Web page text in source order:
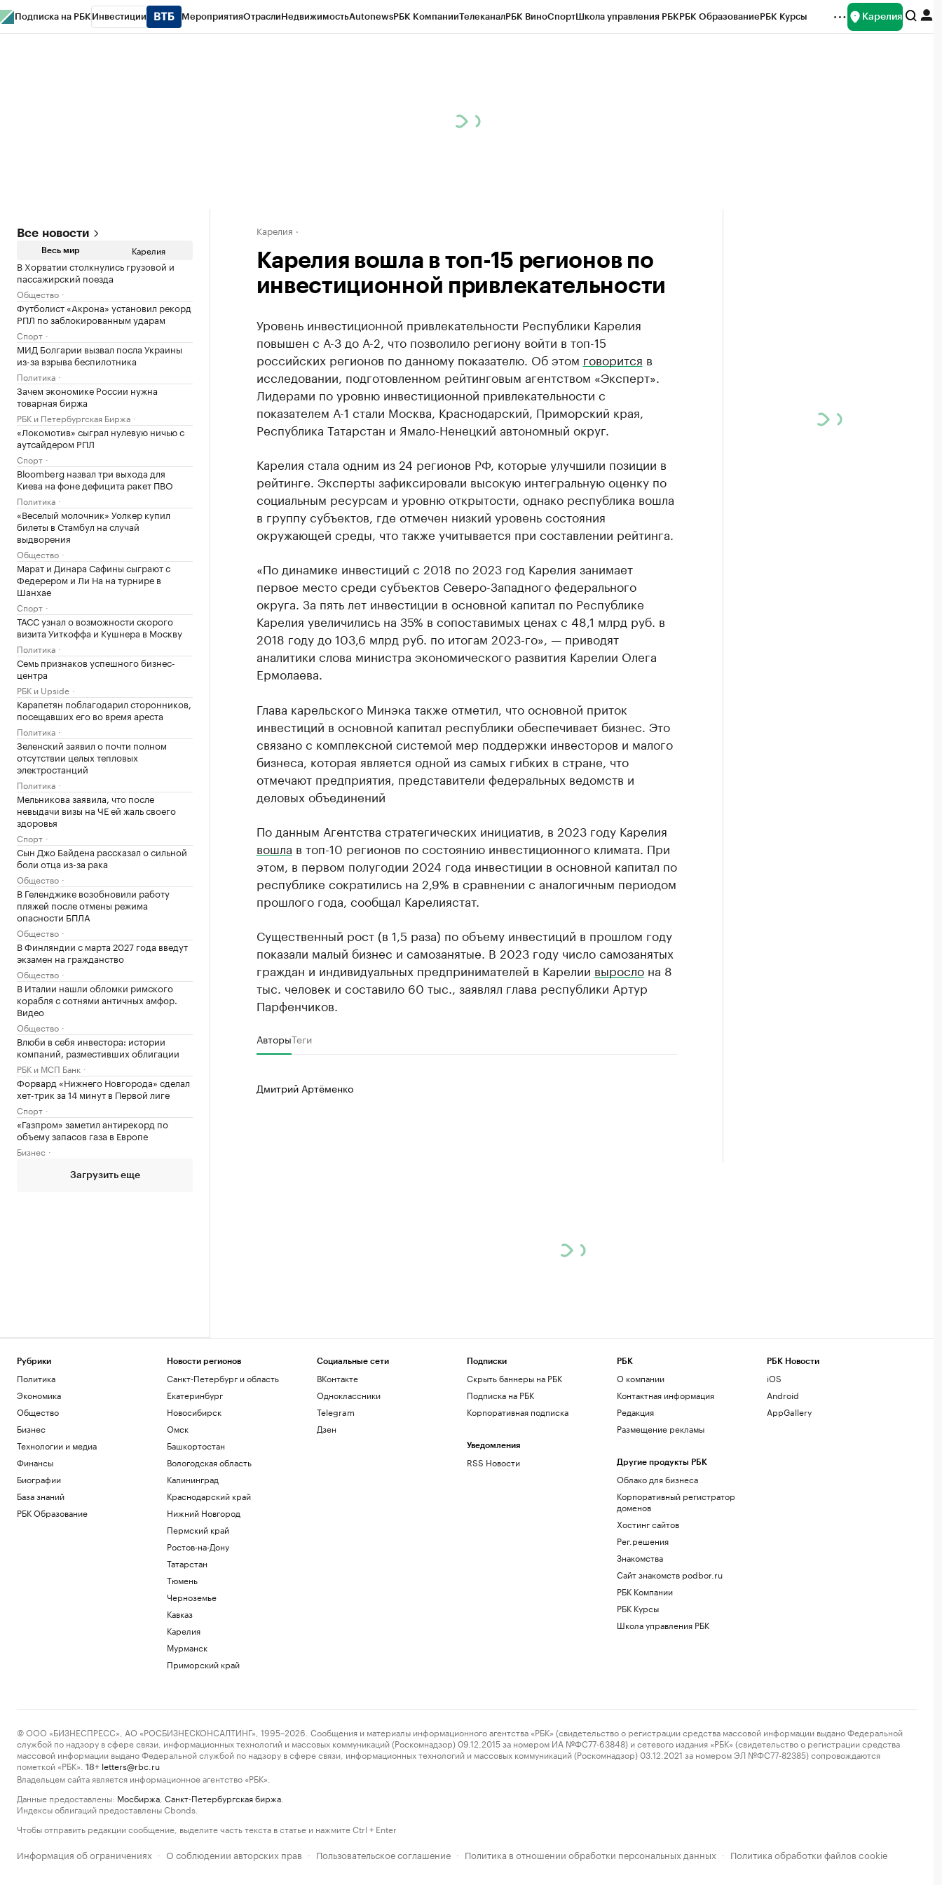
Подписка на РБК Инвестиции МероприятияОтраслиНедвижимостьAutonewsРБК КомпанииТелеканалРБК ВиноСпортШкола управления РБКРБК ОбразованиеРБК Курсы Карелия
Все новости
Весь мир Карелия
В Хорватии столкнулись грузовой и
пассажирский поезда
Общество
Футболист «Акрона» установил рекорд
РПЛ по заблокированным ударам
Спорт
МИД Болгарии вызвал посла Украины
из-за взрыва беспилотника
Политика
Зачем экономике России нужна
товарная биржа
РБК и Петербургская Биржа
«Локомотив» сыграл нулевую ничью с
аутсайдером РПЛ
Спорт
Bloomberg назвал три выхода для
Киева на фоне дефицита ракет ПВО
Политика
«Веселый молочник» Уолкер купил
билеты в Стамбул на случай
выдворения
Общество
Марат и Динара Сафины сыграют с
Федерером и Ли На на турнире в
Шанхае
Спорт
ТАСС узнал о возможности скорого
визита Уиткоффа и Кушнера в Москву
Политика
Семь признаков успешного бизнес-
центра
РБК и Upside
Карапетян поблагодарил сторонников,
посещавших его во время ареста
Политика
Зеленский заявил о почти полном
отсутствии целых тепловых
электростанций
Политика
Мельникова заявила, что после
невыдачи визы на ЧЕ ей жаль своего
здоровья
Спорт
Сын Джо Байдена рассказал о сильной
боли отца из-за рака
Общество
В Геленджике возобновили работу
пляжей после отмены режима
опасности БПЛА
Общество
В Финляндии с марта 2027 года введут
экзамен на гражданство
Общество
В Италии нашли обломки римского
корабля с сотнями античных амфор.
Видео
Общество
Влюби в себя инвестора: истории
компаний, разместивших облигации
РБК и МСП Банк
Форвард «Нижнего Новгорода» сделал
хет-трик за 14 минут в Первой лиге
Спорт
«Газпром» заметил антирекорд по
объему запасов газа в Европе
Бизнес
Загрузить еще
Карелия
Карелия вошла в топ-15 регионов по
инвестиционной привлекательности
Уровень инвестиционной привлекательности Республики Карелия
повышен с А-3 до А-2, что позволило региону войти в топ-15
российских регионов по данному показателю. Об этом говорится в
исследовании, подготовленном рейтинговым агентством «Эксперт».
Лидерами по уровню инвестиционной привлекательности с
показателем А-1 стали Москва, Краснодарский, Приморский края,
Республика Татарстан и Ямало-Ненецкий автономный округ.
Карелия стала одним из 24 регионов РФ, которые улучшили позиции в
рейтинге. Эксперты зафиксировали высокую интегральную оценку по
социальным ресурсам и уровню открытости, однако республика вошла
в группу субъектов, где отмечен низкий уровень состояния
окружающей среды, что также учитывается при составлении рейтинга.
«По динамике инвестиций с 2018 по 2023 год Карелия занимает
первое место среди субъектов Северо-Западного федерального
округа. За пять лет инвестиции в основной капитал по Республике
Карелия увеличились на 35% в сопоставимых ценах с 48,1 млрд руб. в
2018 году до 103,6 млрд руб. по итогам 2023-го», — приводят
аналитики слова министра экономического развития Карелии Олега
Ермолаева.
Глава карельского Минэка также отметил, что основной приток
инвестиций в основной капитал республики обеспечивает бизнес. Это
связано с комплексной системой мер поддержки инвесторов и малого
бизнеса, которая является одной из самых гибких в стране, что
отмечают предприятия, представители федеральных ведомств и
деловых объединений
По данным Агентства стратегических инициатив, в 2023 году Карелия
вошла в топ-10 регионов по состоянию инвестиционного климата. При
этом, в первом полугодии 2024 года инвестиции в основной капитал по
республике сократились на 2,9% в сравнении с аналогичным периодом
прошлого года, сообщал Карелиястат.
Существенный рост (в 1,5 раза) по объему инвестиций в прошлом году
показали малый бизнес и самозанятые. В 2023 году число самозанятых
граждан и индивидуальных предпринимателей в Карелии вырослона 8
тыс. человек и составило 60 тыс., заявлял глава республики Артур
Парфенчиков.
АвторыТеги
Дмитрий Артёменко
Рубрики
Политика
Экономика
Общество
Бизнес
Технологии и медиа
Финансы
Биографии
База знаний
РБК Образование
Новости регионов
Санкт-Петербург и область
Екатеринбург
Новосибирск
Омск
Башкортостан
Вологодская область
Калининград
Краснодарский край
Нижний Новгород
Пермский край
Ростов-на-Дону
Татарстан
Тюмень
Черноземье
Кавказ
Карелия
Мурманск
Приморский край
Социальные сети
ВКонтакте
Одноклассники
Telegram
Дзен
Подписки
Скрыть баннеры на РБК
Подписка на РБК
Корпоративная подписка
Уведомления
RSS Новости
РБК
О компании
Контактная информация
Редакция
Размещение рекламы
Другие продукты РБК
Облако для бизнеса
Корпоративный регистратор
доменов
Хостинг сайтов
Рег.решения
Знакомства
Сайт знакомств podbor.ru
РБК Компании
РБК Курсы
Школа управления РБК
РБК Новости
iOS
Android
AppGallery
© ООО «БИЗНЕСПРЕСС», АО «РОСБИЗНЕСКОНСАЛТИНГ», 1995–2026. Сообщения и материалы информационного агентства «РБК» (свидетельство о регистрации средства массовой информации выдано Федеральной
службой по надзору в сфере связи, информационных технологий и массовых коммуникаций (Роскомнадзор) 09.12.2015 за номером ИА №ФС77-63848) и сетевого издания «РБК» (свидетельство о регистрации средства
массовой информации выдано Федеральной службой по надзору в сфере связи, информационных технологий и массовых коммуникаций (Роскомнадзор) 03.12.2021 за номером ЭЛ №ФС77-82385) сопровождаются
пометкой «РБК».
18+ letters@rbc.ru
Владельцем сайта является информационное агентство «РБК».
Данные предоставлены: Мосбиржа Санкт-Петербургская биржа
Индексы облигаций предоставлены Cbonds.
Чтобы отправить редакции сообщение, выделите часть текста в статье и нажмите Ctrl + Enter
Информация об ограничениях · О соблюдении авторских прав · Пользовательское соглашение · Политика в отношении обработки персональных данных · Политика обработки файлов cookie